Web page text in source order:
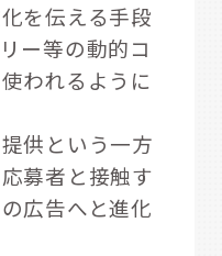
を伝える手段
ー等の動的コ
われるように
供という一方
募者と接触す
広告へと進化